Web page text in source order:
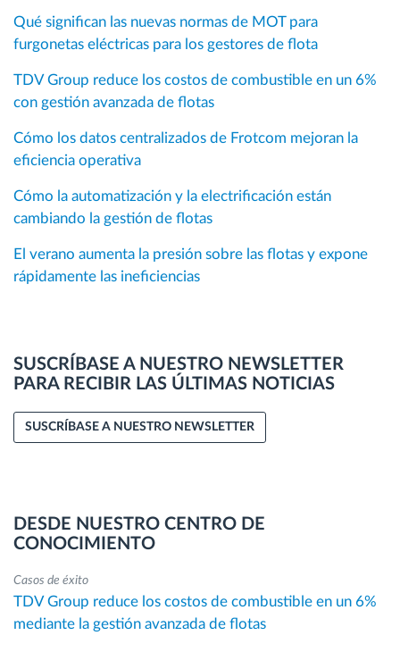
Qué significan las nuevas normas de MOT para
furgonetas eléctricas para los gestores de flota
TDV Group reduce los costos de combustible en un 6%
con gestión avanzada de flotas
Cómo los datos centralizados de Frotcom mejoran la
eficiencia operativa
Cómo la automatización y la electrificación están
cambiando la gestión de flotas
El verano aumenta la presión sobre las flotas y expone
rápidamente las ineficiencias
SUSCRÍBASE A NUESTRO NEWSLETTER
PARA RECIBIR LAS ÚLTIMAS NOTICIAS
SUSCRÍBASE A NUESTRO NEWSLETTER
DESDE NUESTRO CENTRO DE
CONOCIMIENTO
Casos de éxito
TDV Group reduce los costos de combustible en un 6%
mediante la gestión avanzada de flotas